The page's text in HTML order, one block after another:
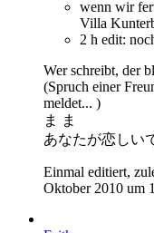
wenn wir
Villa
2 h edit:
Wer schreibt, der
(Spruch einer
meldet... )
ま ま
あなたが恋しい
Einmal editiert,
Oktober 2010 um